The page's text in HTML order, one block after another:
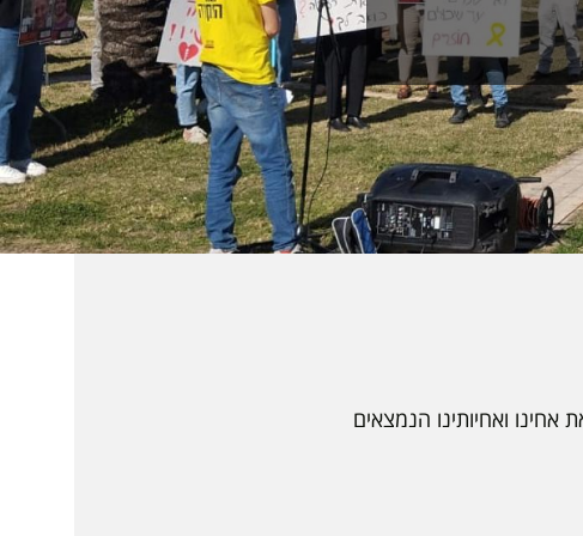
ואחיותינו הנמצאים